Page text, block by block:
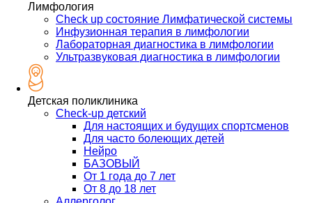
Лимфология
Check up состояние Лимфатической системы
Инфузионная терапия в лимфологии
Лабораторная диагностика в лимфологии
Ультразвуковая диагностика в лимфологии
Детская поликлиника
Check-up детский
Для настоящих и будущих спортсменов
Для часто болеющих детей
Нейро
БАЗОВЫЙ
От 1 года до 7 лет
От 8 до 18 лет